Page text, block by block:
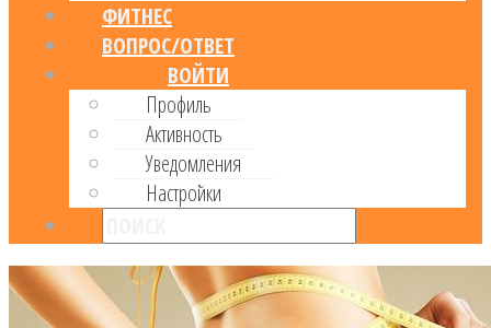
ФИТНЕС
ВОПРОС/ОТВЕТ
ВОЙТИ
Профиль
Активность
Уведомления
Настройки